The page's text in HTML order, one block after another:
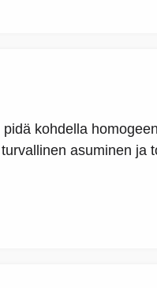
kohdella
asuminen ja